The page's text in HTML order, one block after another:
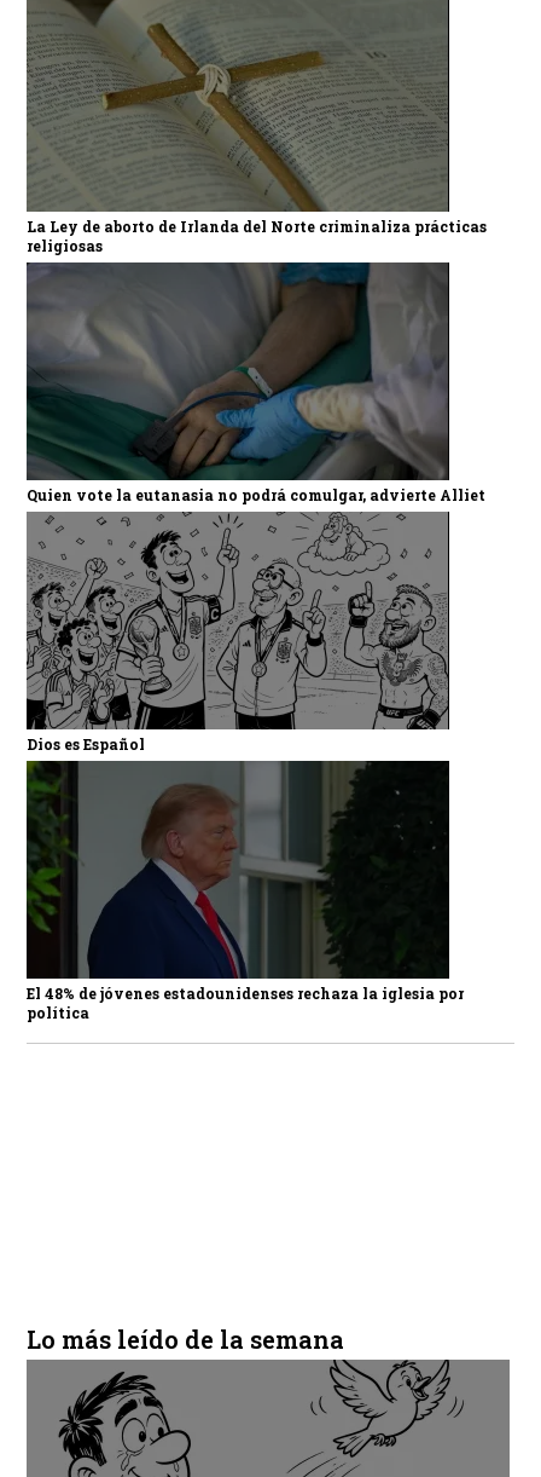
La Ley de aborto de Irlanda del Norte criminaliza prácticas
religiosas
Quien vote la eutanasia no podrá comulgar, advierte Alliet
Dios es Español
El 48% de jóvenes estadounidenses rechaza la iglesia por
política
Lo más leído de la semana